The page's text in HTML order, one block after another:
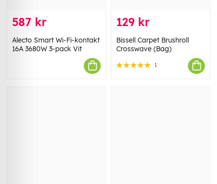
587 kr
Alecto Smart Wi-Fi-kontakt
16A 3680W 3-pack Vit
129 kr
Bissell Carpet Brushroll
Crosswave (Bag)
1